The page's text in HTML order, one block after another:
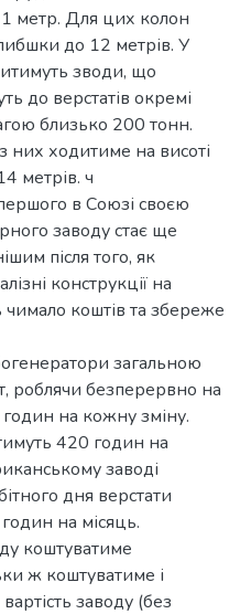
метр. Для цих колон
до 12 метрів. У
зводи, що
до верстатів окремі
близько 200 тонн.
них ходитиме на висоті
метрів. ч
в Союзі своєю
заводу стає ще
після того, як
конструкції на
коштів та збереже
загальною
роблячи безперервно на
на кожну зміну.
420 годин на
заводі
дня верстати
на місяць.
коштуватиме
ж коштуватиме і
заводу (без